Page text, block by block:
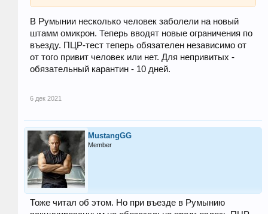
В Румынии несколько человек заболели на новый
штамм омикрон. Теперь вводят новые ограничения по
въезду. ПЦР-тест теперь обязателен независимо от
от того привит человек или нет. Для непривитых -
обязательный карантин - 10 дней.
6 дек 2021
MustangGG
Member
Тоже читал об этом. Но при въезде в Румынию